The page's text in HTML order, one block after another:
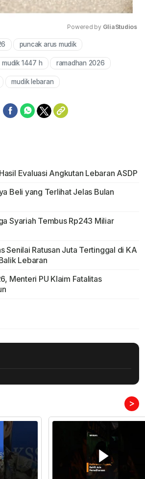
Powered by GliaStudios
puncak arus mudik
mudik 1447 h ramadhan 2026
mudik lebaran
Evaluasi Angkutan Lebaran ASDP
Beli yang Terlihat Jelas Bulan
Syariah Tembus Rp243 Miliar
Senilai Ratusan Juta Tertinggal di KA
Lebaran
Menteri PU Klaim Fatalitas
>